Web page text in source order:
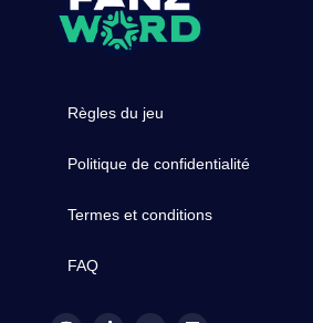
Règles du jeu
Politique de confidentialité
Termes et conditions
FAQ